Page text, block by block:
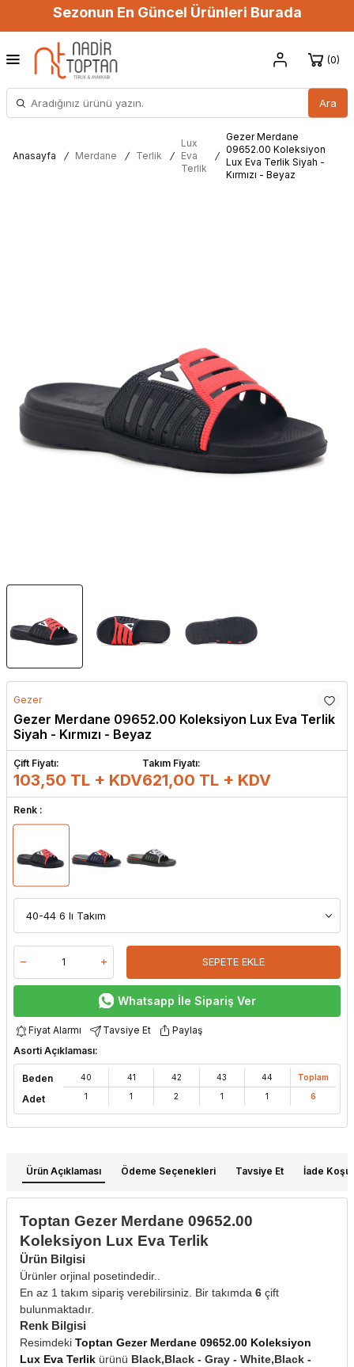
Sezonun En Güncel Ürünleri Burada
Ara
0
Anasayfa / Merdane / Terlik /
Lux
Eva
Terlik
/
Gezer Merdane
09652.00 Koleksiyon
Lux Eva Terlik Siyah -
Kırmızı - Beyaz
Gezer
Gezer Merdane 09652.00 Koleksiyon Lux Eva Terlik
Siyah - Kırmızı - Beyaz
Çift Fiyatı:
103,50 TL + KDV
Takım Fiyatı:
621,00 TL + KDV
Renk :
SEPETE EKLE
Whatsapp İle Sipariş Ver
Fiyat Alarmı Tavsiye Et
Paylaş
Asorti Açıklaması:
Beden
Adet
40
1
41
1
42
2
43
1
44
1
Toplam
6
Ürün Açıklaması Ödeme Seçenekleri Tavsiye Et İade
Toptan Gezer Merdane 09652.00
Koleksiyon Lux Eva Terlik
Ürün Bilgisi
Ürünler orjinal posetindedir..
En az 1 takım sipariş verebilirsiniz. Bir takımda 6 çift
bulunmaktadır.
Renk Bilgisi
Resimdeki Toptan Gezer Merdane 09652.00 Koleksiyon
Lux Eva Terlik ürünü Black,Black - Gray - White,Black -